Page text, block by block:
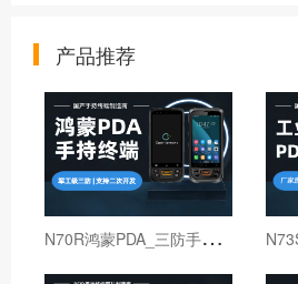
产品推荐
N
70R鸿蒙PDA_三防手持PDA终端_国产鸿蒙手持终端